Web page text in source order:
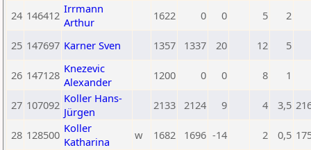
24 146412 Irrmann
Arthur
1622 0 0 5 2
25 147697 Karner Sven 1357 1337 20 12 5
26 147128 Knezevic
Alexander
1200 0 0 8 1
27 107092 Koller Hans-
Jürgen
2133 2124 9 4 3,5
28 128500 Koller
Katharina
w 1682 1696 -14 2 0,5